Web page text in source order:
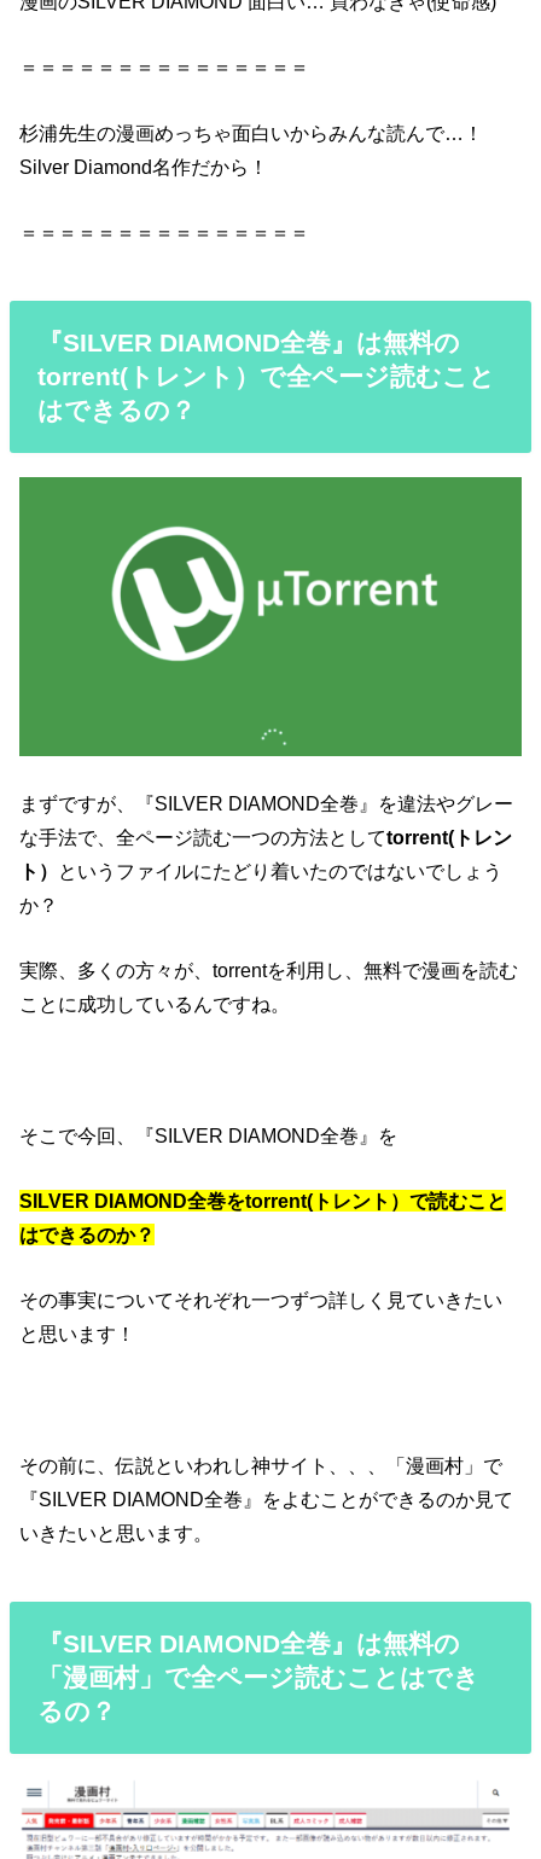
＝＝＝＝＝＝＝＝＝＝＝＝＝＝＝
杉浦先生の漫画めっちゃ面白いからみんな読んで…！
Silver Diamond名作だから！
＝＝＝＝＝＝＝＝＝＝＝＝＝＝＝
『SILVER DIAMOND全巻』は無料の
torrent(トレント）で全ページ読むこと
はできるの？
まずですが、『SILVER DIAMOND全巻』を違法やグレー
な手法で、全ページ読む一つの方法としてtorrent(トレン
ト） というファイルにたどり着いたのではないでしょう
か？
実際、多くの方々が、torrentを利用し、無料で漫画を読む
ことに成功しているんですね。
そこで今回、『SILVER DIAMOND全巻』を
SILVER DIAMOND全巻をtorrent(トレント）で読むこと
はできるのか？
その事実についてそれぞれ一つずつ詳しく見ていきたい
と思います！
その前に、伝説といわれし神サイト、、、「漫画村」で
『SILVER DIAMOND全巻』をよむことができるのか見て
いきたいと思います。
『SILVER DIAMOND全巻』は無料の
「漫画村」で全ページ読むことはでき
るの？